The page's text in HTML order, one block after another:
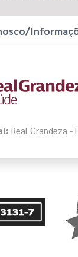
Real Grandeza -